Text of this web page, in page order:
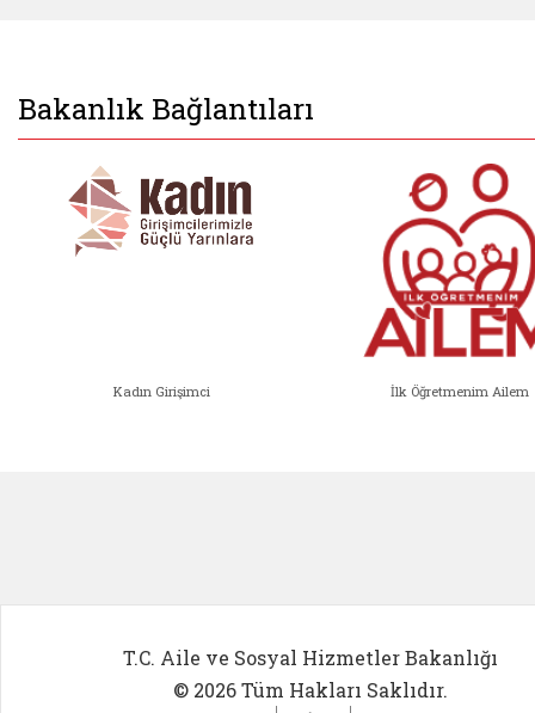
Bakanlık Bağlantıları
Kadın Girişimci İlk Öğretmenim Ailem
T.C. Aile ve Sosyal Hizmetler Bakanlığı
© 2026 Tüm Hakları Saklıdır.